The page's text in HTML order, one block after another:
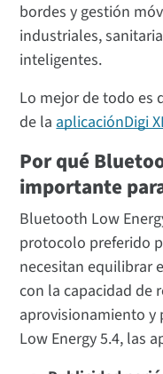
bordes y gestión
industriales,
inteligentes.
Lo mejor de todo es
de la aplicaciónDigi
Por qué
importante
Bluetooth Low
protocolo preferido
necesitan equilibrar
con la capacidad de
aprovisionamiento y
Low Energy 5.4, las